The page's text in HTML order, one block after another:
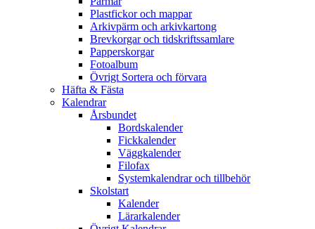
Plastfickor och mappar
Arkivpärm och arkivkartong
Brevkorgar och tidskriftssamlare
Papperskorgar
Fotoalbum
Övrigt Sortera och förvara
Häfta & Fästa
Kalendrar
Årsbundet
Bordskalender
Fickkalender
Väggkalender
Filofax
Systemkalendrar och tillbehör
Skolstart
Kalender
Lärarkalender